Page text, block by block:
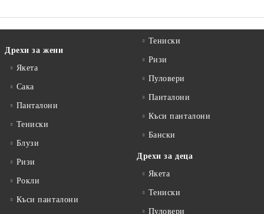
Дрехи за жени
Якета
Сакa
Панталони
Тениски
Блузи
Ризи
Рокли
Къси панталони
Тениски
Ризи
Пуловери
Панталони
Къси панталони
Бански
Дрехи за деца
Якета
Тениски
Пуловери